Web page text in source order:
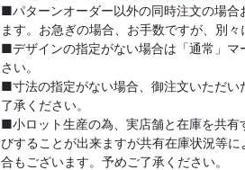
■パターンオーダー以外の同時注文の場
ます。お急ぎの場合、お手数ですが、別々
■デザインの指定がない場合は「通常」
さい。
■寸法の指定がない場合、御注文いただ
了承ください。
■小ロット生産の為、実店舗と在庫を共
びすることが出来ますが共有在庫状況等
合もございます。予めご了承ください。